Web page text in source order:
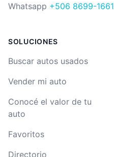
Whatsapp +506 8699-1661
SOLUCIONES
Buscar autos usados
Vender mi auto
Conocé el valor de tu
auto
Favoritos
Directorio